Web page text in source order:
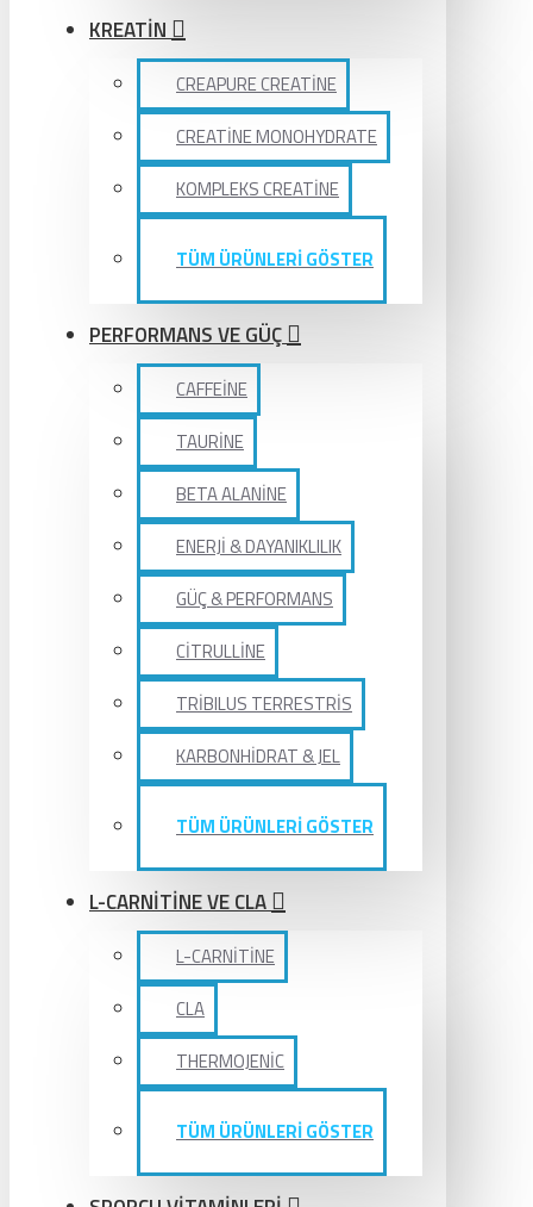
KREATİN
CREAPURE CREATİNE
CREATİNE MONOHYDRATE
KOMPLEKS CREATİNE
TÜM ÜRÜNLERİ GÖSTER
PERFORMANS VE GÜÇ
CAFFEİNE
TAURİNE
BETA ALANİNE
ENERJİ & DAYANIKLILIK
GÜÇ & PERFORMANS
CİTRULLİNE
TRİBILUS TERRESTRİS
KARBONHİDRAT & JEL
TÜM ÜRÜNLERİ GÖSTER
L-CARNİTİNE VE CLA
L-CARNİTİNE
CLA
THERMOJENİC
TÜM ÜRÜNLERİ GÖSTER